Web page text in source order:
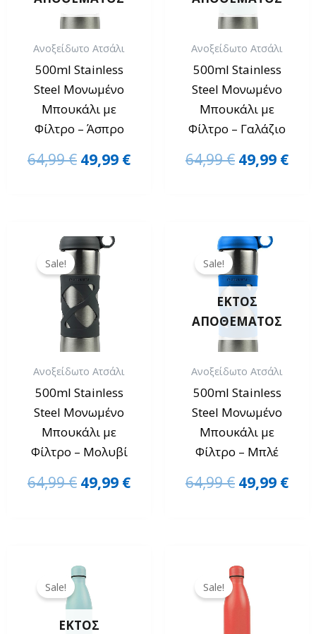
Ανοξείδωτο Ατσάλι
500ml Stainless
Steel Μονωμένο
Μπουκάλι με
Φίλτρο – Άσπρο
64,99€ 49,99 €
Ανοξείδωτο Ατσάλι
500ml Stainless
Steel Μονωμένο
Μπουκάλι με
Φίλτρο – Γαλάζιο
64,99€ 49,99 €
Sale!
Ανοξείδωτο Ατσάλι
500ml Stainless
Steel Μονωμένο
Μπουκάλι με
Φίλτρο – Μολυβί
64,99€
price
was:
64,99 €.
49,99 €
ΕΚΤΌΣ
ΑΠΟΘΈΜΑΤΟΣ
Sale!
Ανοξείδωτο Ατσάλι
500ml Stainless
Steel Μονωμένο
Μπουκάλι με
Φίλτρο – Μπλέ
64,99€
price
was:
64,99 €.
49,99 €
ΕΚΤΌΣ
Sale!
price
was:
34,99 €.
Sale!
price
was:
34,99 €.